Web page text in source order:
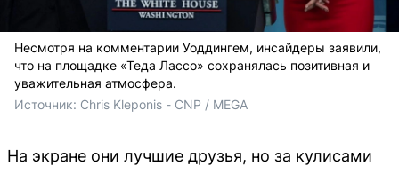
Несмотря на комментарии Уоддингем, инсайдеры заявили,
что на площадке «Теда Лассо» сохранялась позитивная и
уважительная атмосфера.
Источник: Chris Kleponis - CNP / MEGA
На экране они лучшие друзья, но за кулисами